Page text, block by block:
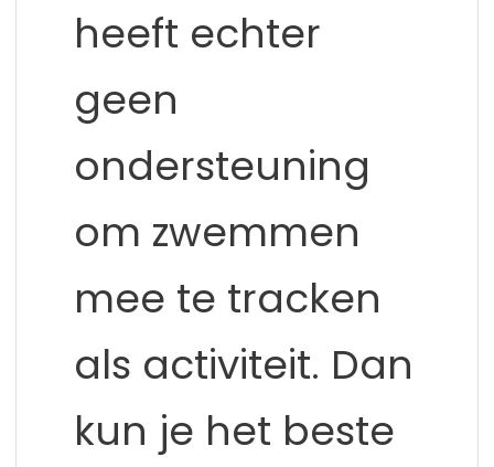
heeft echter
geen
ondersteuning
om zwemmen
mee te tracken
als activiteit. Dan
kun je het beste